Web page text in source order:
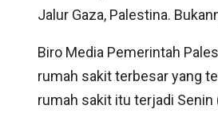
Jalur Gaza, Palestina.
Biro Media Pemerintah
rumah sakit terbesar yang
rumah sakit itu terjadi